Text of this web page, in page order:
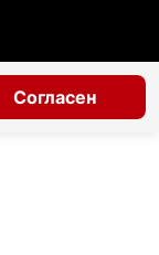
Согласен